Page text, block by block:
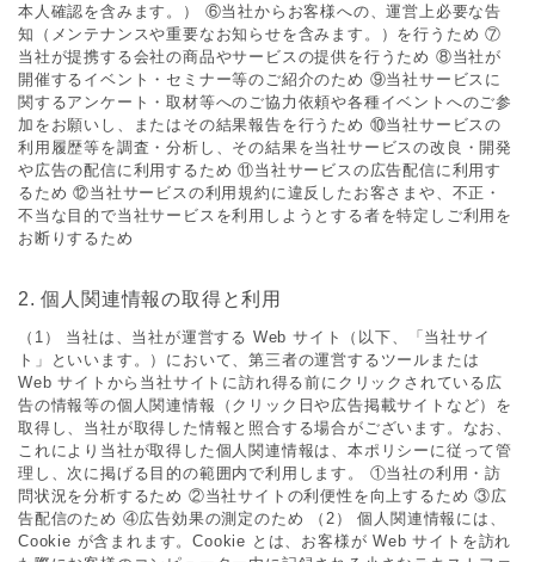
本⼈確認を含みます。） ⑥当社からお客様への、運営上必要な告
知（メンテナンスや重要なお知らせを含みます。）を⾏うため ⑦
当社が提携する会社の商品やサービスの提供を⾏うため ⑧当社が
開催するイベント・セミナー等のご紹介のため ⑨当社サービスに
関するアンケート・取材等へのご協⼒依頼や各種イベントへのご参
加をお願いし、またはその結果報告を⾏うため ⑩当社サービスの
利⽤履歴等を調査・分析し、その結果を当社サービスの改良・開発
や広告の配信に利⽤するため ⑪当社サービスの広告配信に利⽤す
るため ⑫当社サービスの利⽤規約に違反したお客さまや、不正・
不当な⽬的で当社サービスを利⽤しようとする者を特定しご利⽤を
お断りするため
2. 個⼈関連情報の取得と利⽤
（1） 当社は、当社が運営する Web サイト（以下、「当社サイ
ト」といいます。）において、第三者の運営するツールまたは
Web サイトから当社サイトに訪れ得る前にクリックされている広
告の情報等の個⼈関連情報（クリック⽇や広告掲載サイトなど）を
取得し、当社が取得した情報と照合する場合がございます。なお、
これにより当社が取得した個⼈関連情報は、本ポリシーに従って管
理し、次に掲げる⽬的の範囲内で利⽤します。 ①当社の利⽤・訪
問状況を分析するため ②当社サイトの利便性を向上するため ③広
告配信のため ④広告効果の測定のため （2） 個⼈関連情報には、
Cookie が含まれます。Cookie とは、お客様が Web サイトを訪れ